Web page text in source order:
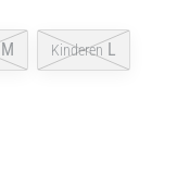
M Kinderen L